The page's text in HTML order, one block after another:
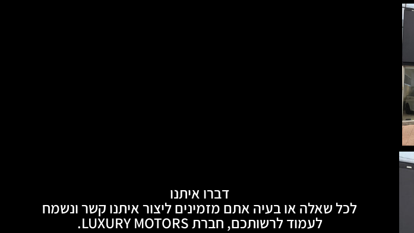
דברו איתנו
לכל שאלה או בעיה אתם מזמינים ליצור איתנו קשר ונשמח
לעמוד לרשותכם, חברת LUXURY MOTORS.